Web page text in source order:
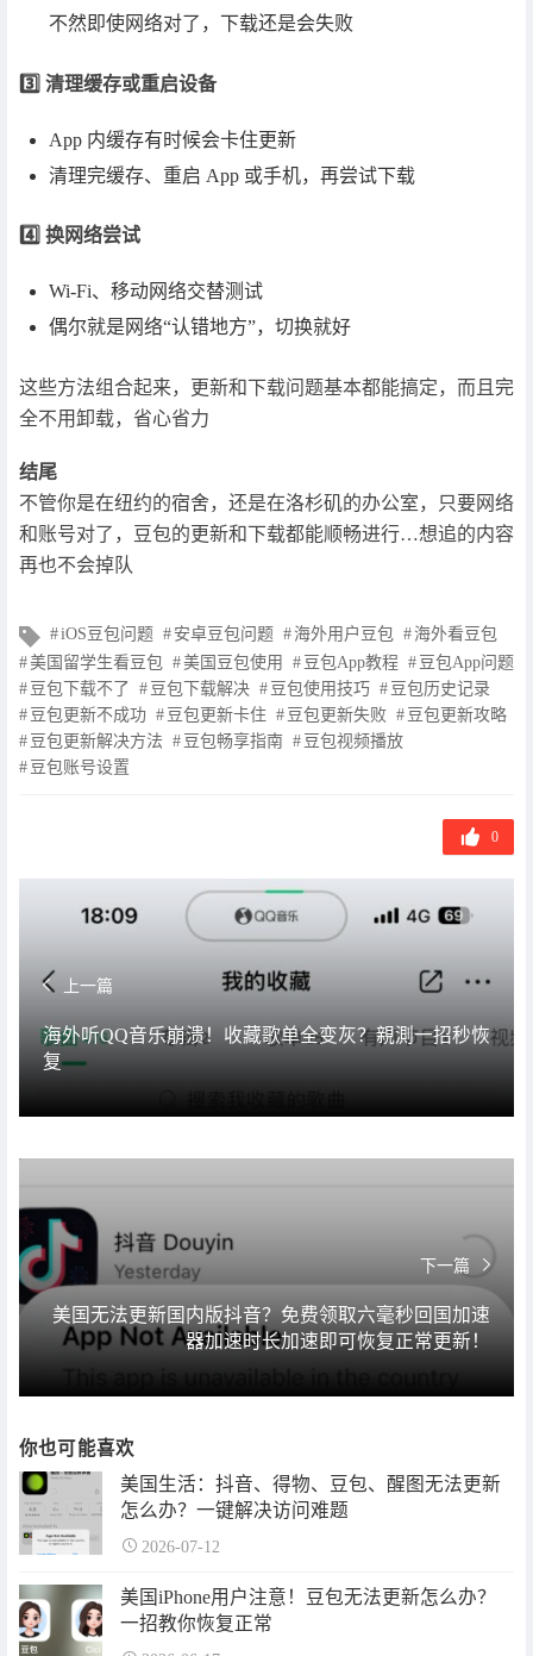
不然即使网络对了，下载还是会失败
3️⃣ 清理缓存或重启设备
App 内缓存有时候会卡住更新
清理完缓存、重启 App 或手机，再尝试下载
4️⃣ 换网络尝试
Wi-Fi、移动网络交替测试
偶尔就是网络“认错地方”，切换就好
这些方法组合起来，更新和下载问题基本都能搞定，而且完
全不用卸载，省心省力
结尾
不管你是在纽约的宿舍，还是在洛杉矶的办公室，只要网络
和账号对了，豆包的更新和下载都能顺畅进行…想追的内容
再也不会掉队
文
章
标
签
iOS豆包问题 安卓豆包问题 海外用户豆包
海外看豆包
美国留学生看豆包
美国豆包使用 豆包App教程
豆包App问题
豆包下载不了
豆包下载解决 豆包使用技巧
豆包历史记录
豆包更新不成功
豆包更新卡住 豆包更新失败
豆包更新攻略
豆包更新解决方法
豆包畅享指南
豆包视频播放
豆包账号设置
0
上一篇
海外听QQ音乐崩溃！收藏歌单全变灰？親測一招秒恢
复
下一篇
美国无法更新国内版抖音？免费领取六毫秒回国加速
器加速时长加速即可恢复正常更新！
你也可能喜欢
美国生活：抖音、得物、豆包、醒图无法更新
怎么办？一键解决访问难题
2026-07-12
美国iPhone用户注意！豆包无法更新怎么办？
一招教你恢复正常